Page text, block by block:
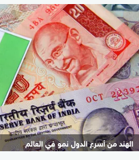
الهند من أسرع الدول نمو في العالم